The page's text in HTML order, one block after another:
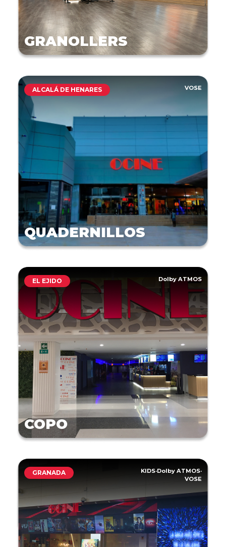
GRANOLLERS
ALCALÁ DE HENARES VOSE
QUADERNILLOS
EL EJIDO Dolby ATMOS
COPO
GRANADA KIDS·Dolby ATMOS·
VOSE